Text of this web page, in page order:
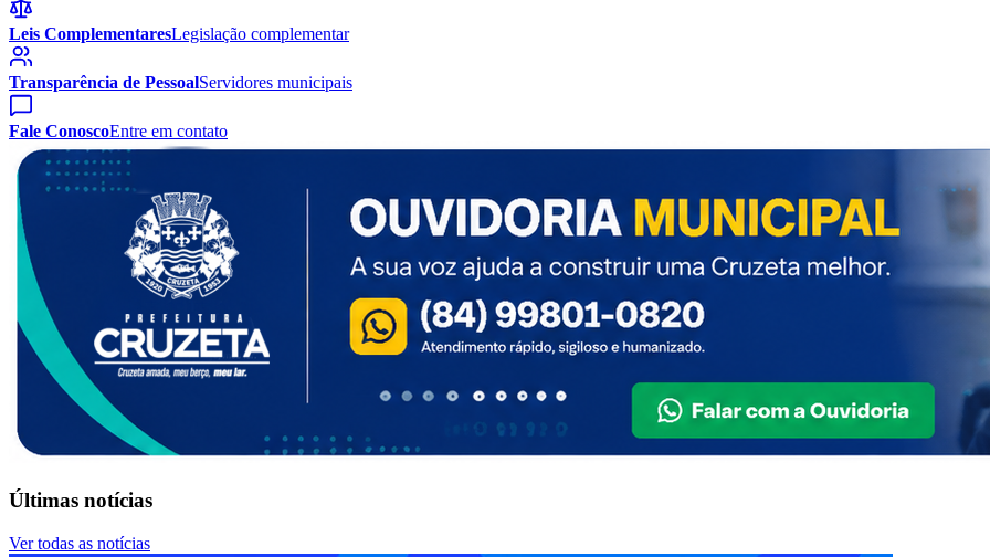
Leis ComplementaresLegislação complementar
Transparência de PessoalServidores municipais
Fale ConoscoEntre em contato
Últimas notícias
Ver todas as notícias